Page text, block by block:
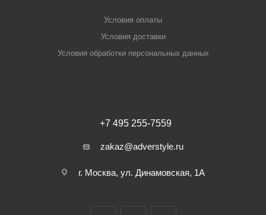
Условия оплаты
Условия доставки
Условия обработки персональных данных
+7 495 255-7559
zakaz@adverstyle.ru
г. Москва, ул. Динамовская, 1А